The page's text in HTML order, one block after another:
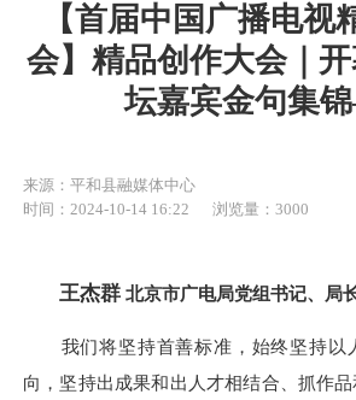
【首届中国广播电视
会】精品创作大会｜
坛嘉宾金句集
来源：平和县融媒体中心
时间：2024-10-14 16:22
浏览量：3000
王杰群 北京市广电局党组书记、局
我们将坚持首善标准，始终坚持以
向，坚持出成果和出人才相结合、抓作